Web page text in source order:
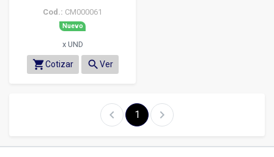
Cod.: CM000061
Nuevo
x UND
shopping_cartCotizar search Ver
chevron_left 1 chevron_right